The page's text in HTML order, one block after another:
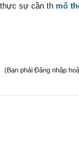
thực sự cần th mổ
(Bạn phải Đăng nhập